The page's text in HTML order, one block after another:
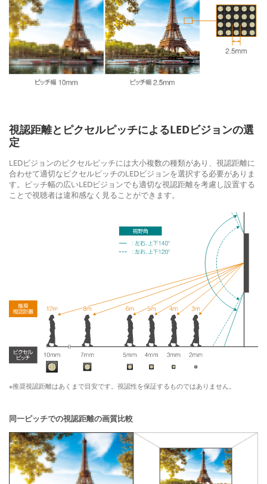
視認距離とピクセルピッチによるLEDビジョンの選
定
LEDビジョンのピクセルピッチには大小複数の種類があり、視認距離に
合わせて適切なピクセルピッチのLEDビジョンを選択する必要がありま
す。ピッチ幅の広いLEDビジョンでも適切な視認距離を考慮し設置する
ことで視聴者は違和感なく見ることができます。
※推奨視認距離はあくまで目安です。視認性を保証するものではありません。
同一ピッチでの視認距離の画質比較